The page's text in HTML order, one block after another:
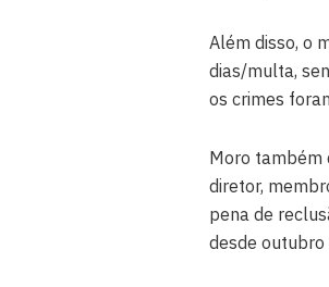
Além disso, o
dias/multa,
os crimes
Moro também
diretor,
pena de
desde